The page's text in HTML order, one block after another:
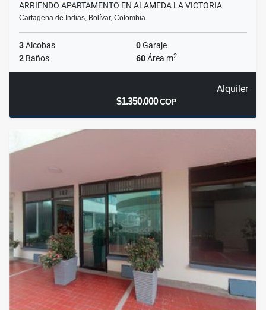
ARRIENDO APARTAMENTO EN ALAMEDA LA VICTORIA
Cartagena de Indias, Bolívar, Colombia
3Alcobas 0Garaje
2 Baños 60Área m2
Alquiler
$1.350.000COP